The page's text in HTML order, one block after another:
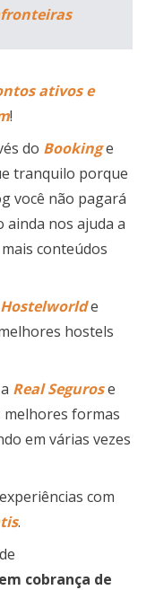
ativos e
!
do Bookinge
tranquilo porque
você não pagará
ainda nos ajuda a
conteúdos
Hostelworlde
hostels
Real Segurose
melhores formas
em várias vezes
com
.
cobrança de